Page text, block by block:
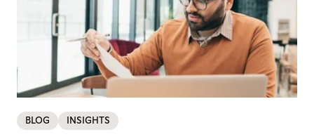
BLOG INSIGHTS